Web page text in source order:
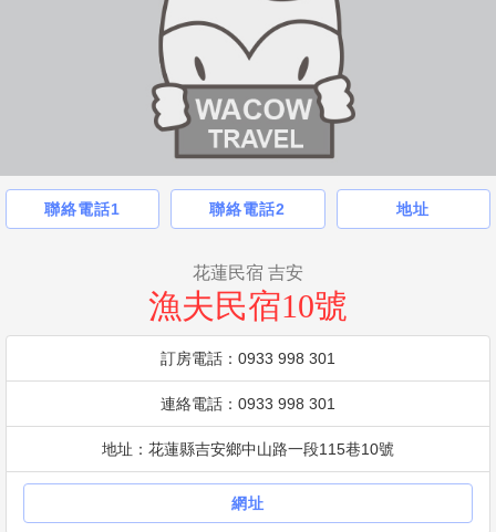
聯絡電話1 聯絡電話2 地址
花蓮民宿 吉安
漁夫民宿10號
訂房電話：0933 998 301
連絡電話：0933 998 301
地址：花蓮縣吉安鄉中山路一段115巷10號
網址